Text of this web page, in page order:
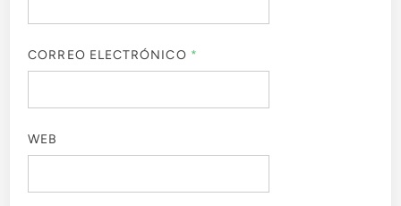
CORREO ELECTRÓNICO *
WEB